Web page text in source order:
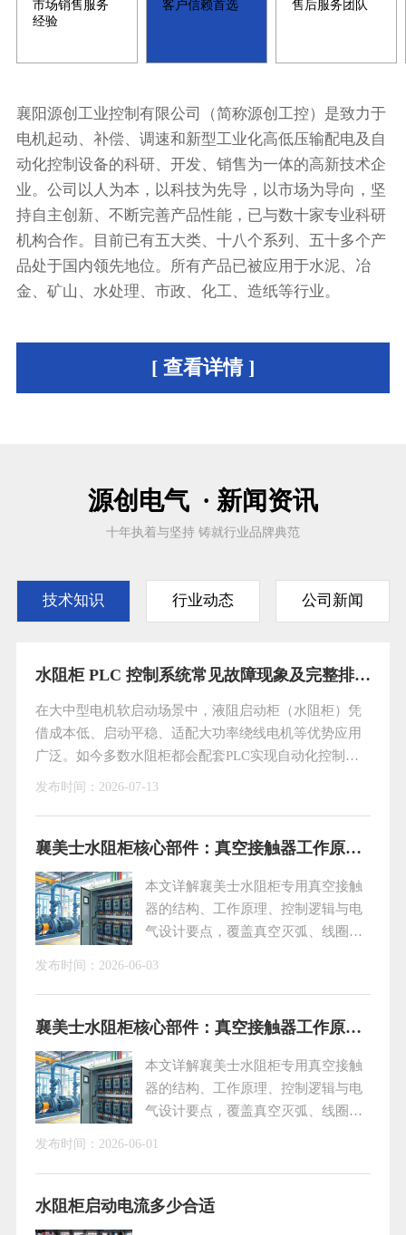
市场销售服务
经验
客户信赖首选 售后服务团队
襄阳源创工业控制有限公司（简称源创工控）是致力于
电机起动、补偿、调速和新型工业化高低压输配电及自
动化控制设备的科研、开发、销售为一体的高新技术企
业。公司以人为本，以科技为先导，以市场为导向，坚
持自主创新、不断完善产品性能，已与数十家专业科研
机构合作。目前已有五大类、十八个系列、五十多个产
品处于国内领先地位。所有产品已被应用于水泥、冶
金、矿山、水处理、市政、化工、造纸等行业。
[ 查看详情 ]
源创电气 · 新闻资讯
十年执着与坚持 铸就行业品牌典范
技术知识 行业动态 公司新闻
水阻柜 PLC 控制系统常见故障现象及完整排查处理方案
在大中型电机软启动场景中，液阻启动柜（水阻柜）凭
借成本低、启动平稳、适配大功率绕线电机等优势应用
广泛。如今多数水阻柜都会配套PLC实现自动化控制，
大幅降低人工操作强度，但PLC属于精密电子元件，长
警等各类故障。结合现场多年实操经验，下文梳理由
PLC监测逻辑触发的典型故障诱因与标准化处理办法，
方便运维人员
发布时间： 2026-07-13
襄美士水阻柜核心部件：真空接触器工作原理与应用技术解析
本文详解襄美士水阻柜专用真空接触
器的结构、工作原理、控制逻辑与电
气设计要点，覆盖真空灭弧、线圈驱
电机安全软启动，适配煤矿、冶金、
化工等恶劣工况，提升设备可靠性与
发布时间： 2026-06-03
襄美士水阻柜核心部件：真空接触器工作原理与应用技术解析
本文详解襄美士水阻柜专用真空接触
器的结构、工作原理、控制逻辑与电
气设计要点，覆盖真空灭弧、线圈驱
电机安全软启动，适配煤矿、冶金、
化工等恶劣工况，提升设备可靠性与
发布时间： 2026-06-01
水阻柜启动电流多少合适